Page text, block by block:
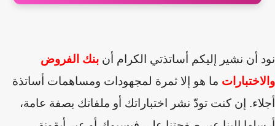
نود أن نشير إليكم أساتذتي الكرام أن بنك الفروض
والاختبارات ما هو إلا ثمرة لمجهودات ومساهمات أساتذة
أجلاء. إن كنت تودّ نشر اختباراتك أو ملفاتك بصفة عامة،